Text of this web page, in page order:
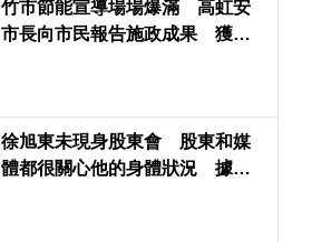
竹市節能宣導場場爆滿 高虹安
市長向市民報告施政成果 獲熱
徐旭東未現身股東會 股東和媒
體都很關心他的身體狀況 據傳2